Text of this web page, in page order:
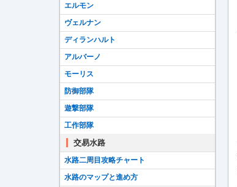
エルモン
ヴェルナン
ディランハルト
アルバーノ
モーリス
防御部隊
遊撃部隊
工作部隊
交易水路
水路二周目攻略チャート
水路のマップと進め方